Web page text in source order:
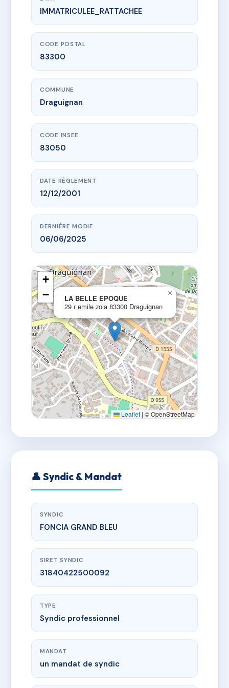
www.vme.plus/AC6554802
LA BELLE EPOQUE
29 r emile zola83300 Draguignan
IMMATRICULEE_RATTACHEE
CODE POSTAL
83300
COMMUNE
Draguignan
CODE INSEE
83050
DATE RÈGLEMENT
12/12/2001
DERNIÈRE MODIF.
06/06/2025
LA BELLE EPOQUE
29 r emile zola 83300 Draguignan
×
+
−
Leaflet | © OpenStreetMap
👤 Syndic & Mandat
SYNDIC
FONCIA GRAND BLEU
SIRET SYNDIC
31840422500092
TYPE
Syndic professionnel
MANDAT
un mandat de syndic